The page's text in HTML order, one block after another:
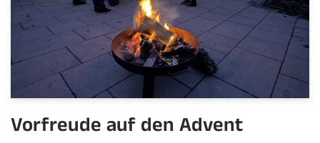
Vorfreude auf den Advent